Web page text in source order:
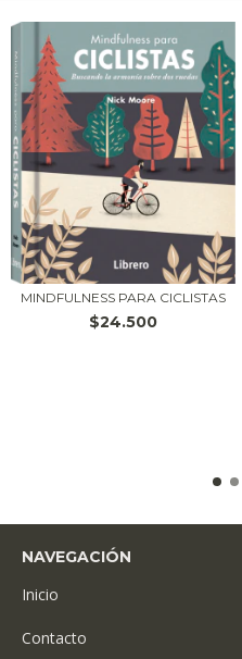
MINDFULNESS PARA CICLISTAS
$24.500
NAVEGACIÓN
Inicio
Contacto